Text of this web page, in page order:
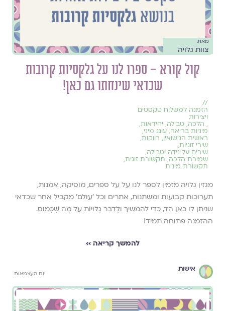
מאת
צוות גלויה
קול קורא – ספרו לנו על גלקסיות קרובות
שכדאי שינחתו גם כאן!
//
הזמנה למשלוח טקסטים
ויצירות
, הלכה, טבילה, יחידאות,
מיניות בריאה, עונג מיני,
ראשית הנישואין, רווקות,
שירי זוגיות,
שירים על נידה וטבילה,
שמירת הלכה, תקשורת זוגית,
תקשורת מינית
מגזין גלויה מזמין לספר לנו על על ספרים, מוסיקה, אמנות,
תערוכות קבועות ומשתנות, אתרים וכל ׳עולם׳ מקביל אחר שכדאי
שניתן לו כאן הד, כדי להמשיך ולְדַבֵּר גְּלוּיוֹת עַל מָה שֶׁכָּמוּס.
ההזמנה פתוחה תמיד!
להמשך קריאה ››
אישות
יום העצמאות